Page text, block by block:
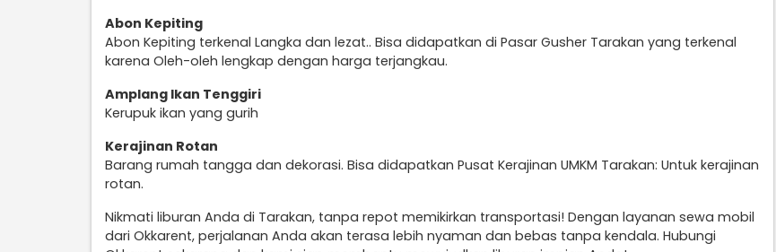
Abon Kepiting
Abon Kepiting terkenal Langka dan lezat.. Bisa didapatkan di Pasar Gusher Tarakan yang terkenal
karena Oleh-oleh lengkap dengan harga terjangkau.
Amplang Ikan Tenggiri
Kerupuk ikan yang gurih
Kerajinan Rotan
Barang rumah tangga dan dekorasi. Bisa didapatkan Pusat Kerajinan UMKM Tarakan: Untuk kerajinan
rotan.
Nikmati liburan Anda di Tarakan, tanpa repot memikirkan transportasi! Dengan layanan sewa mobil
dari Okkarent, perjalanan Anda akan terasa lebih nyaman dan bebas tanpa kendala. Hubungi